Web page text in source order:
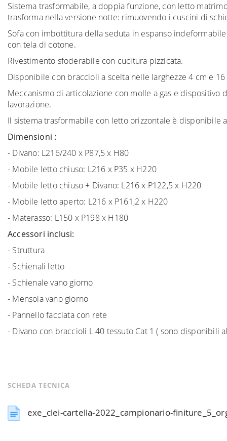
Sistema trasformabile, a doppia funzione, con letto
trasforma nella versione notte: rimuovendo i cuscini di
Sofa con imbottitura della seduta in espanso
con tela di cotone.
Rivestimento sfoderabile con cucitura pizzicata.
Disponibile con braccioli a scelta nelle larghezze 4 cm e 16
Meccanismo di articolazione con molle a gas e
lavorazione.
Il sistema trasformabile con letto orizzontale è disponibile
Dimensioni :
- Divano: L216/240 x P87,5 x H80
- Mobile letto chiuso: L216 x P35 x H220
- Mobile letto chiuso + Divano: L216 x P122,5 x H220
- Mobile letto aperto: L216 x P161,2 x H220
- Materasso: L150 x P198 x H180
Accessori inclusi:
- Struttura
- Schienali letto
- Schienale vano giorno
- Mensola vano giorno
- Pannello facciata con rete
- Divano con braccioli L 40 tessuto Cat 1 ( sono
SCHEDA TECNICA
exe_clei-cartella-2022_campionario-